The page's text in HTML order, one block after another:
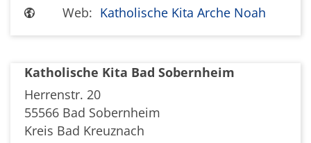
Web: Katholische Kita Arche Noah
Katholische Kita Bad Sobernheim
Herrenstr. 20
55566 Bad Sobernheim
Kreis Bad Kreuznach